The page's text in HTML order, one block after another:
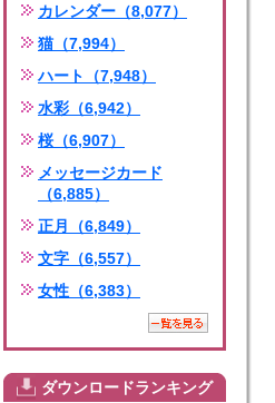
カレンダー（8,077）
猫（7,994）
ハート（7,948）
水彩（6,942）
桜（6,907）
メッセージカード
（6,885）
正月（6,849）
文字（6,557）
女性（6,383）
ダウンロードランキング